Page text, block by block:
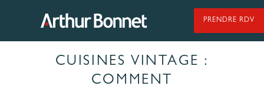
95 ANS DE SAVOIR-FAIRE
PRENDRE RDV
CUISINES VINTAGE :
COMMENT